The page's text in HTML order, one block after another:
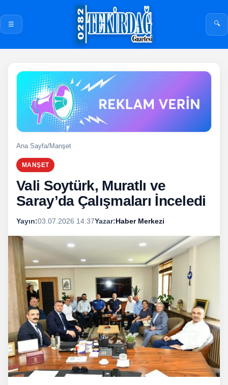
☰ 🔍
Ana Sayfa/Manşet
MANŞET
Vali Soytürk, Muratlı ve
Saray’da Çalışmaları İnceledi
Yayın:03.07.2026 14:37Yazar:Haber Merkezi